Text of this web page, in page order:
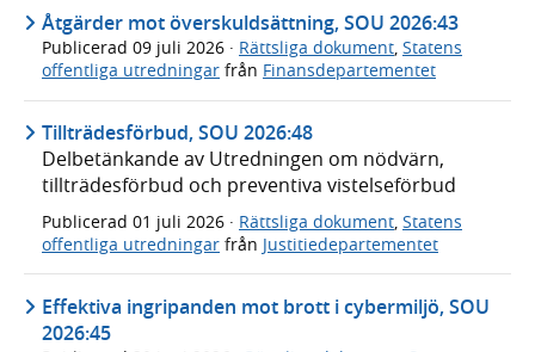
Åtgärder mot överskuldsättning, SOU 2026:43
Publicerad 09 juli 2026 · Rättsliga dokument, Statens
offentliga utredningar från Finansdepartementet
Tillträdesförbud, SOU 2026:48
Delbetänkande av Utredningen om nödvärn,
tillträdesförbud och preventiva vistelseförbud
Publicerad 01 juli 2026 · Rättsliga dokument, Statens
offentliga utredningar från Justitiedepartementet
Effektiva ingripanden mot brott i cybermiljö, SOU
2026:45